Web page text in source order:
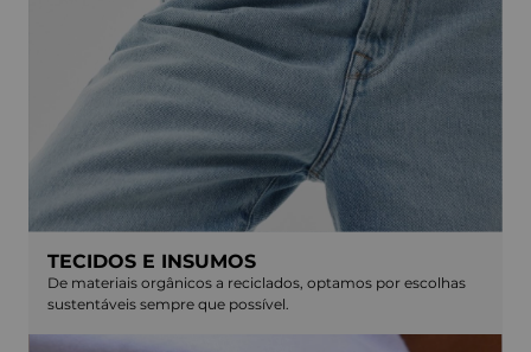
TECIDOS E INSUMOS
De materiais orgânicos a reciclados, optamos por escolhas
sustentáveis sempre que possível.